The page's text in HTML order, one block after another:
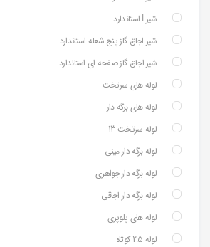
شیر ⅼ استاندارد
شیر اجاق گاز پنج شعله استاندارد
شیر اجاق گاز صفحه ای استاندارد
لوله های سرتخت
لوله های برگه دار
لوله سرتخت 13
لوله برگه دار مینی
لوله برگه دار جواهری
لوله برگه دار اجاقی
لوله های پلوپزی
لوله 2.5 کوتاه